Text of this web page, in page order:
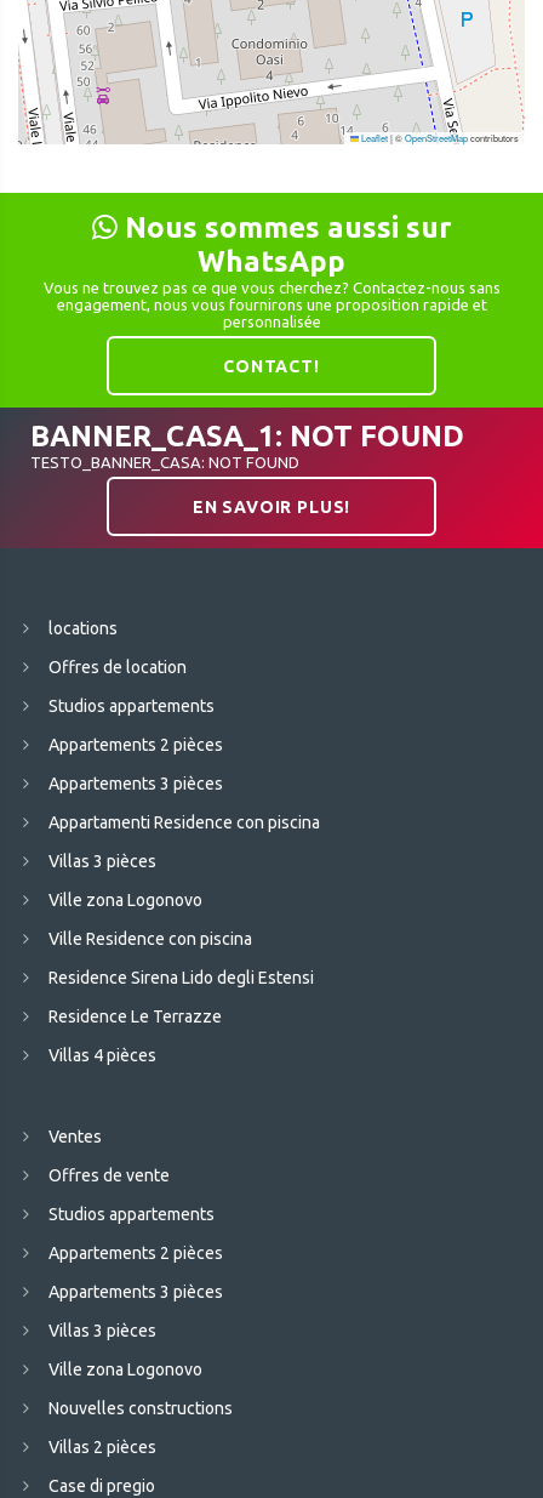
Leaflet|©OpenStreetMapcontributors
Nous sommes aussi sur
WhatsApp
Vous ne trouvez pas ce que vous cherchez? Contactez-nous sans
engagement, nous vous fournirons une proposition rapide et
personnalisée
CONTACT!
BANNER_CASA_1: NOT FOUND
TESTO_BANNER_CASA: NOT FOUND
EN SAVOIR PLUS!
locations
Offres de location
Studios appartements
Appartements 2 pièces
Appartements 3 pièces
Appartamenti Residence con piscina
Villas 3 pièces
Ville zona Logonovo
Ville Residence con piscina
Residence Sirena Lido degli Estensi
Residence Le Terrazze
Villas 4 pièces
Ventes
Offres de vente
Studios appartements
Appartements 2 pièces
Appartements 3 pièces
Villas 3 pièces
Ville zona Logonovo
Nouvelles constructions
Villas 2 pièces
Case di pregio